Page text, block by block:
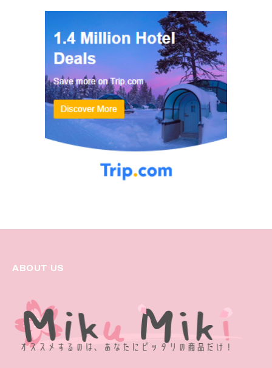
ABOUT US